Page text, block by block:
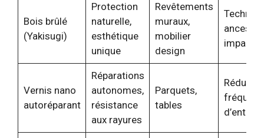
Bois brûlé
(Yakisugi)
Protection
naturelle,
esthétique
unique
Revêtements
muraux,
mobilier
design
impact
Vernis nano
autoréparant
Réparations
autonomes,
résistance
aux rayures
Parquets,
tables
Réduit la